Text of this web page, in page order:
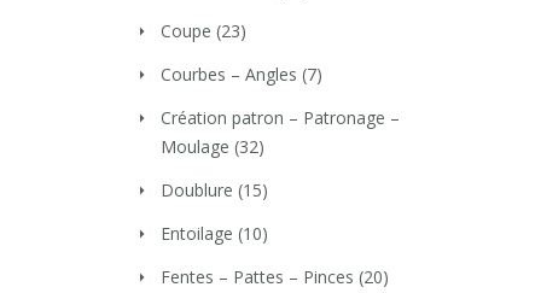
Coupe (23)
Courbes – Angles (7)
Création patron – Patronage –
Moulage (32)
Doublure (15)
Entoilage (10)
Fentes – Pattes – Pinces (20)